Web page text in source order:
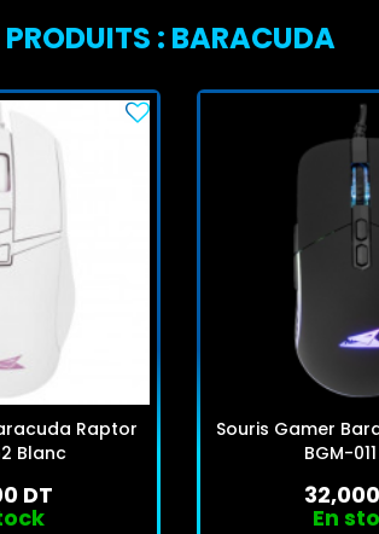
PRODUITS : BARACUDA
Raptor
Blanc
DT
Souris Gamer
BGM-
En